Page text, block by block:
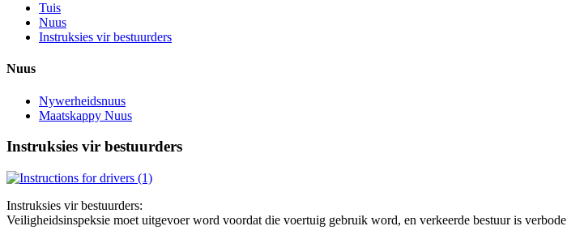
Tuis
Nuus
Instruksies vir bestuurders
Nuus
Nywerheidsnuus
Maatskappy Nuus
Instruksies vir bestuurders
Instruksies vir bestuurders:
Veiligheidsinspeksie moet uitgevoer word voordat die voertuig gebruik word, en verkeerde bestuur is verbode